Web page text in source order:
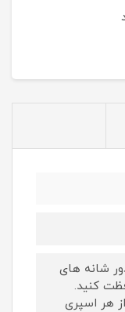
شانه های
کنید.
هر اسپری